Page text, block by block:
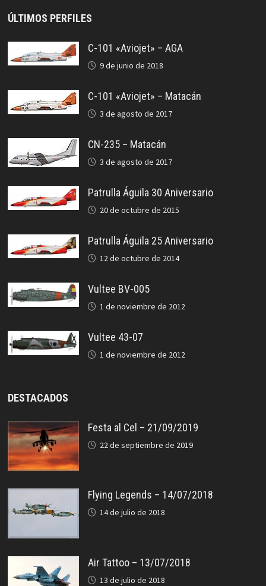
ÚLTIMOS PERFILES
C-101 «Aviojet» – AGA
9 de junio de 2018
C-101 «Aviojet» – Matacán
3 de agosto de 2017
CN-235 – Matacán
3 de agosto de 2017
Patrulla Águila 30 Aniversario
20 de octubre de 2015
Patrulla Águila 25 Aniversario
12 de octubre de 2014
Vultee BV-005
1 de noviembre de 2012
Vultee 43-07
1 de noviembre de 2012
DESTACADOS
Festa al Cel – 21/09/2019
22 de septiembre de 2019
Flying Legends – 14/07/2018
14 de julio de 2018
Air Tattoo – 13/07/2018
13 de julio de 2018